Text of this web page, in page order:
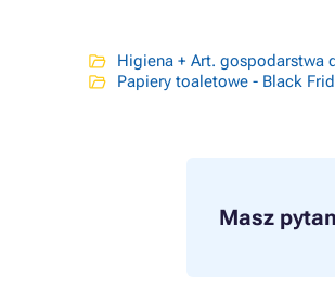
Higiena + Art. gospodarstwa
Papiery toaletowe - Black
Masz